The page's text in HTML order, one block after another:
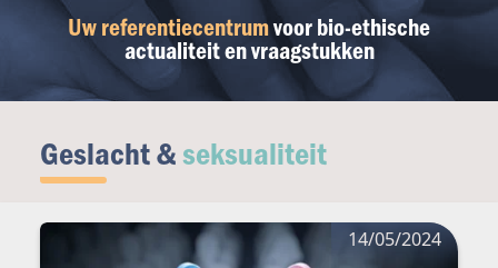
Uw referentiecentrumvoor bio-ethische
actualiteit en vraagstukken
Geslacht &seksualiteit
14/05/2024